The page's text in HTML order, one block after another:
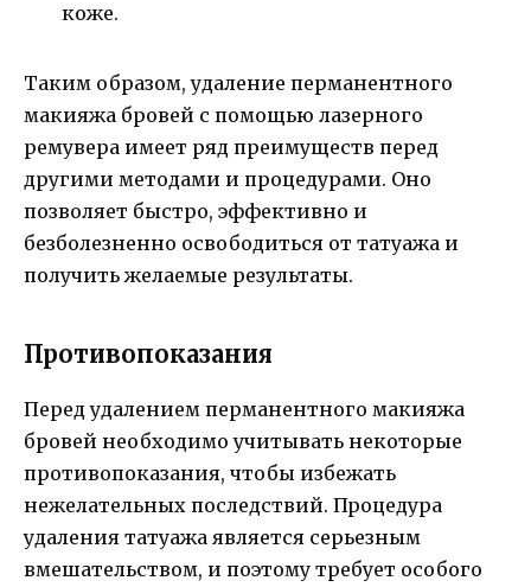
коже.
Таким образом, удаление перманентного
макияжа бровей с помощью лазерного
ремувера имеет ряд преимуществ перед
другими методами и процедурами. Оно
позволяет быстро, эффективно и
безболезненно освободиться от татуажа и
получить желаемые результаты.
Противопоказания
Перед удалением перманентного макияжа
бровей необходимо учитывать некоторые
противопоказания, чтобы избежать
нежелательных последствий. Процедура
удаления татуажа является серьезным
вмешательством, и поэтому требует особого